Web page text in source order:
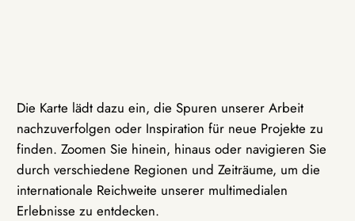
Die Karte lädt dazu ein, die Spuren unserer Arbeit
nachzuverfolgen oder Inspiration für neue Projekte zu
finden. Zoomen Sie hinein, hinaus oder navigieren Sie
durch verschiedene Regionen und Zeiträume, um die
internationale Reichweite unserer multimedialen
Erlebnisse zu entdecken.